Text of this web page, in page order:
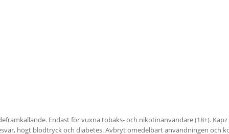
Endast för vuxna tobaks- och nikotinanvändare (18+).
högt blodtryck och diabetes. Avbryt omedelbart användningen och